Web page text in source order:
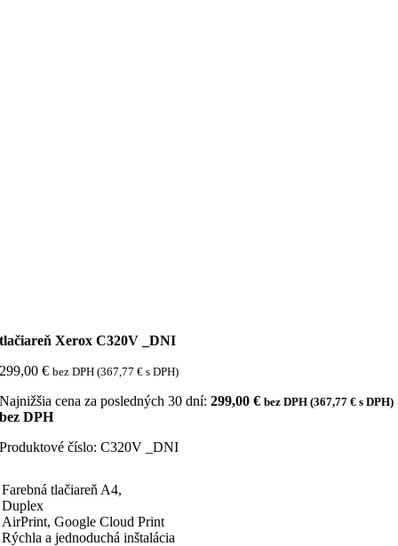
tlačiareň Xerox C320V _DNI
299,00€ bez DPH (367,77€ s DPH)
Najnižšia cena za posledných 30 dní:299,00€ bez DPH (367,77€ s DPH)
bez DPH
Produktové číslo:C320V _DNI
Farebná tlačiareň A4,
Duplex
AirPrint, Google Cloud Print
Rýchla a jednoduchá inštalácia